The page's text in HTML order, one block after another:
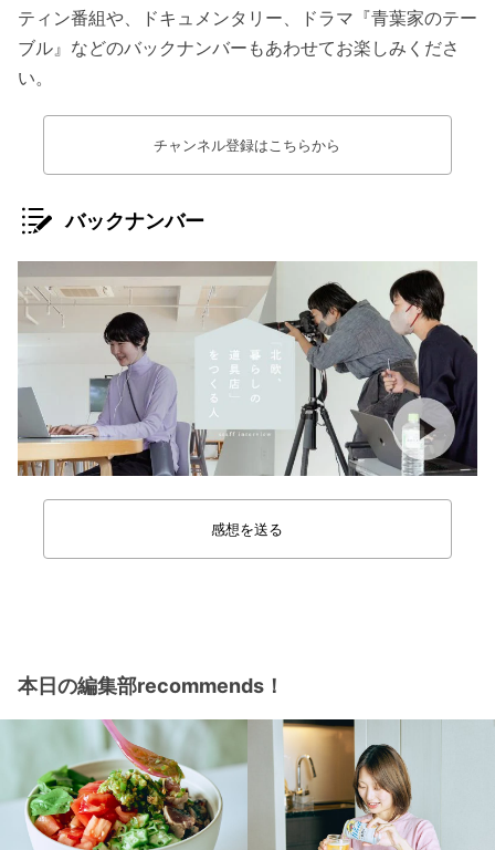
ティン番組や、ドキュメンタリー、ドラマ『青葉家のテー
ブル』などのバックナンバーもあわせてお楽しみくださ
い。
チャンネル登録はこちらから
バックナンバー
感想を送る
本日の編集部recommends！